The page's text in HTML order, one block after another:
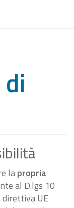
lapropria
al D.lgs 10
direttiva UE